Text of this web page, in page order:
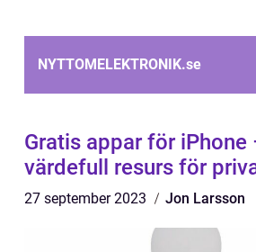
NYTTOMELEKTRONIK.se
Gratis appar för iPhone
värdefull resurs för
27 september 2023 Jon Larsson